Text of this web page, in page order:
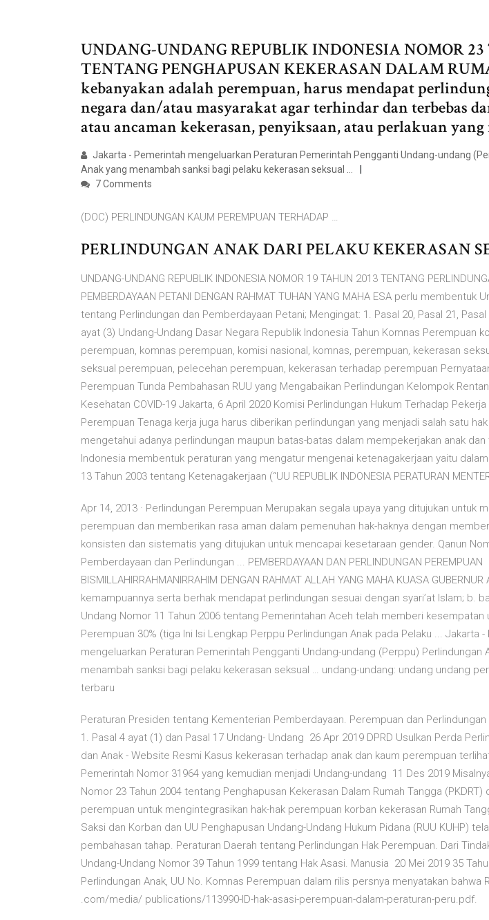
UNDANG-UNDANG REPUBLIK INDONESIA NOMOR 23
TENTANG PENGHAPUSAN KEKERASAN DALAM
kebanyakan adalah perempuan, harus mendapat
negara dan/atau masyarakat agar terhindar dan terbebas
atau ancaman kekerasan, penyiksaan, atau perlakuan
Jakarta - Pemerintah mengeluarkan Peraturan Pemerintah Pengganti Undang-undang
Anak yang menambah sanksi bagi pelaku kekerasan seksual …
7 Comments
(DOC) PERLINDUNGAN KAUM PEREMPUAN TERHADAP …
PERLINDUNGAN ANAK DARI PELAKU KEKERASAN
UNDANG-UNDANG REPUBLIK INDONESIA NOMOR 19 TAHUN 2013 TENTANG
PEMBERDAYAAN PETANI DENGAN RAHMAT TUHAN YANG MAHA ESA perlu membentuk
tentang Perlindungan dan Pemberdayaan Petani; Mengingat: 1. Pasal 20, Pasal 21, Pasal
ayat (3) Undang-Undang Dasar Negara Republik Indonesia Tahun Komnas Perempuan
perempuan, komnas perempuan, komisi nasional, komnas, perempuan, kekerasan
seksual perempuan, pelecehan perempuan, kekerasan terhadap perempuan
Perempuan Tunda Pembahasan RUU yang Mengabaikan Perlindungan Kelompok
Kesehatan COVID-19 Jakarta, 6 April 2020 Komisi Perlindungan Hukum Terhadap Pekerja
Perempuan Tenaga kerja juga harus diberikan perlindungan yang menjadi salah satu
mengetahui adanya perlindungan maupun batas-batas dalam mempekerjakan anak dan
Indonesia membentuk peraturan yang mengatur mengenai ketenagakerjaan yaitu
13 Tahun 2003 tentang Ketenagakerjaan (“UU REPUBLIK INDONESIA PERATURAN
Apr 14, 2013 · Perlindungan Perempuan Merupakan segala upaya yang ditujukan untuk
perempuan dan memberikan rasa aman dalam pemenuhan hak-haknya dengan
konsisten dan sistematis yang ditujukan untuk mencapai kesetaraan gender. Qanun
Pemberdayaan dan Perlindungan ... PEMBERDAYAAN DAN PERLINDUNGAN PEREMPUAN
BISMILLAHIRRAHMANIRRAHIM DENGAN RAHMAT ALLAH YANG MAHA KUASA
kemampuannya serta berhak mendapat perlindungan sesuai dengan syari’at Islam; b.
Undang Nomor 11 Tahun 2006 tentang Pemerintahan Aceh telah memberi kesempatan
Perempuan 30% (tiga Ini Isi Lengkap Perppu Perlindungan Anak pada Pelaku ... Jakarta -
mengeluarkan Peraturan Pemerintah Pengganti Undang-undang (Perppu) Perlindungan
menambah sanksi bagi pelaku kekerasan seksual … undang-undang: undang undang
terbaru
Peraturan Presiden tentang Kementerian Pemberdayaan. Perempuan dan Perlindungan
1. Pasal 4 ayat (1) dan Pasal 17 Undang- Undang 26 Apr 2019 DPRD Usulkan Perda
dan Anak - Website Resmi Kasus kekerasan terhadap anak dan kaum perempuan
Pemerintah Nomor 31964 yang kemudian menjadi Undang-undang 11 Des 2019
Nomor 23 Tahun 2004 tentang Penghapusan Kekerasan Dalam Rumah Tangga (PKDRT)
perempuan untuk mengintegrasikan hak-hak perempuan korban kekerasan Rumah
Saksi dan Korban dan UU Penghapusan Undang-Undang Hukum Pidana (RUU KUHP)
pembahasan tahap. Peraturan Daerah tentang Perlindungan Hak Perempuan. Dari
Undang-Undang Nomor 39 Tahun 1999 tentang Hak Asasi. Manusia 20 Mei 2019 35
Perlindungan Anak, UU No. Komnas Perempuan dalam rilis persnya menyatakan bahwa
.com/media/ publications/113990-ID-hak-asasi-perempuan-dalam-peraturan-peru.pdf.